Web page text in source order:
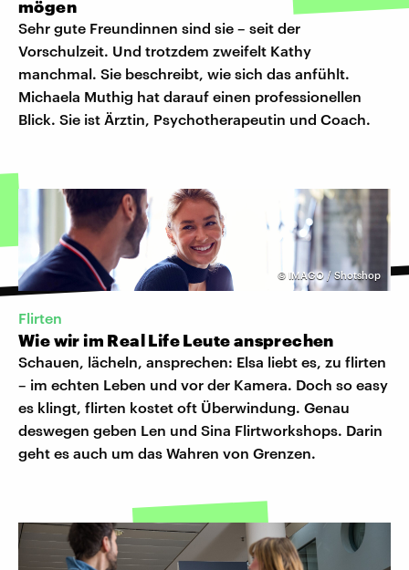
mögen
Sehr gute Freundinnen sind sie – seit der
Vorschulzeit. Und trotzdem zweifelt Kathy
manchmal. Sie beschreibt, wie sich das anfühlt.
Michaela Muthig hat darauf einen professionellen
Blick. Sie ist Ärztin, Psychotherapeutin und Coach.
© IMAGO / Shotshop
Flirten
Wie wir im Real Life Leute ansprechen
Schauen, lächeln, ansprechen: Elsa liebt es, zu flirten
– im echten Leben und vor der Kamera. Doch so easy
es klingt, flirten kostet oft Überwindung. Genau
deswegen geben Len und Sina Flirtworkshops. Darin
geht es auch um das Wahren von Grenzen.